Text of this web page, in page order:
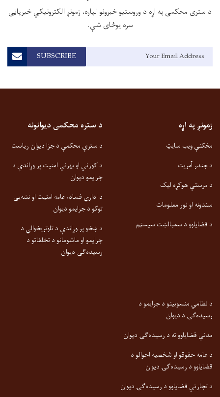
د ستری محکمی په اړه د وروستیو خبرونو لپاره، زمونږ الکترونیکي خبرپاڼی
سره یوځای شې.
Email Address
SUBSCRIBE
زمونږ په اړه
مخکنې ویب سایټ
د جندر آمریت
د مرستې هوکړه لیک
سندونه او نور معلومات
د قضایاوو د سمبالښت سیسټم
د ستره محکمی دیوانونه
د سترې محکمې د جزا دیوان ریاست
د کورني او بهرني امنیت پر وړاندې د
جرایمو دیوان
د اداري فساد، عامه امنیت او نشه‌یی
توکو د جرایمو دیوان
د ښځو پر وړاندې د تاوتریخوالي د
جرایمو او ماشومانو د تخلفاتو د
رسیده‌ګۍ دیوان
د نظامي منسوبینو د جرایمو د
رسیده‌ګۍ د دیوان
مدني قضایاوو ته د رسیده‌ګۍ دیوان
د عامه حقوقو او شخصیه احوالو د
قضایاوو د رسیده‌ګۍ دیوان
د تجارتي قضایاوو د رسیده‌ګۍ دیوان